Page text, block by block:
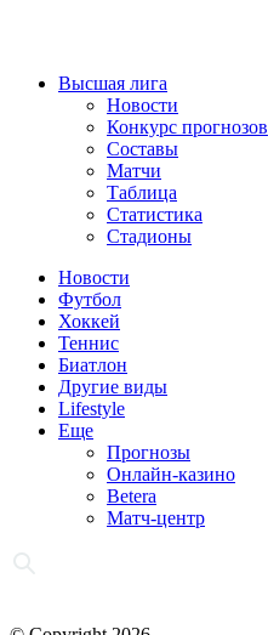
Высшая лига
Новости
Конкурс прогнозов
Составы
Матчи
Таблица
Статистика
Стадионы
Новости
Футбол
Хоккей
Теннис
Биатлон
Другие виды
Lifestyle
Еще
Прогнозы
Онлайн-казино
Betera
Матч-центр